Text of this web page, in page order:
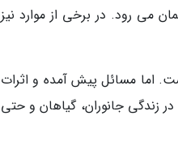
می رود. در برخی از موارد نیز
اما مسائل پیش آمده و اثرات
زندگی جانوران، گیاهان و حتی